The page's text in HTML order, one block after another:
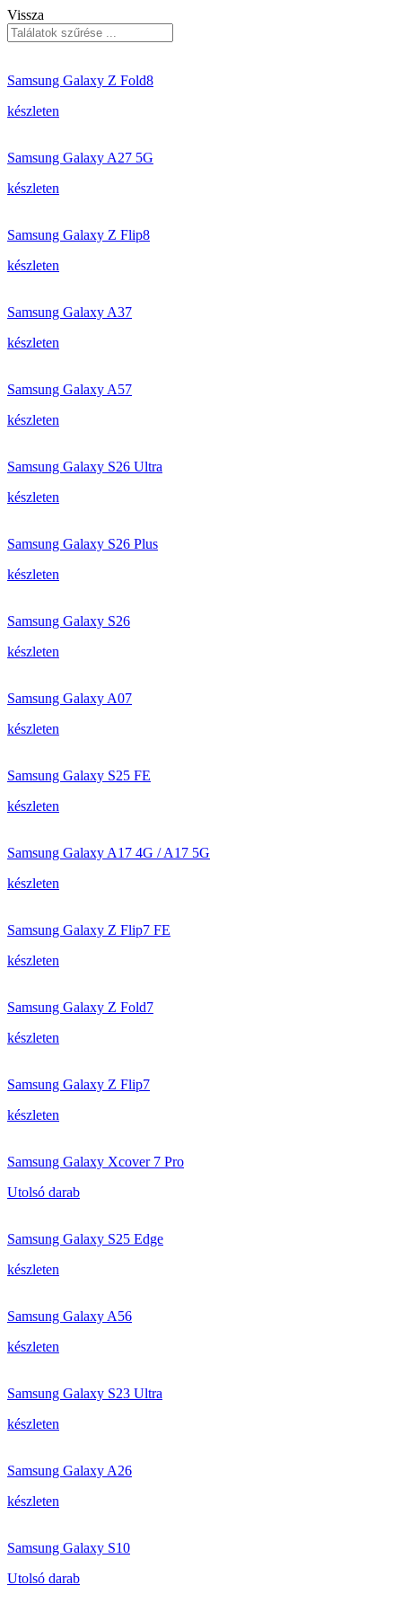
Vissza
Samsung Galaxy Z Fold8
készleten
Samsung Galaxy A27 5G
készleten
Samsung Galaxy Z Flip8
készleten
Samsung Galaxy A37
készleten
Samsung Galaxy A57
készleten
Samsung Galaxy S26 Ultra
készleten
Samsung Galaxy S26 Plus
készleten
Samsung Galaxy S26
készleten
Samsung Galaxy A07
készleten
Samsung Galaxy S25 FE
készleten
Samsung Galaxy A17 4G / A17 5G
készleten
Samsung Galaxy Z Flip7 FE
készleten
Samsung Galaxy Z Fold7
készleten
Samsung Galaxy Z Flip7
készleten
Samsung Galaxy Xcover 7 Pro
Utolsó darab
Samsung Galaxy S25 Edge
készleten
Samsung Galaxy A56
készleten
Samsung Galaxy S23 Ultra
készleten
Samsung Galaxy A26
készleten
Samsung Galaxy S10
Utolsó darab